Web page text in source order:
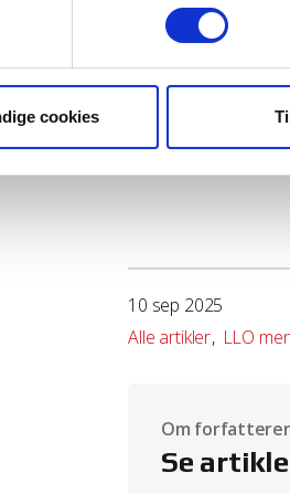
besøget hos os. Vi
finde uhensigtsmæssigheder på
mere om dine muligheder hos din
cookies på Microsoft Internet
cookies på Google Chrome browser
cookies
Efter 30 års
have en
politiske løsninger:
Det er ikke
10 sep 2025
Alle artikler LLO
Om
Se